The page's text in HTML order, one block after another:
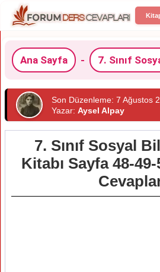
Ana Sayfa - 7. Sınıf
Son Düzenleme: 7 Ağustos
Yazar: Aysel Alpay
7. Sınıf Sosyal
Kitabı Sayfa 48-